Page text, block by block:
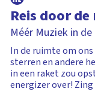
Reis door
Méér Muziek in de
In de ruimte om
sterren en andere
in een raket zou
energizer over!